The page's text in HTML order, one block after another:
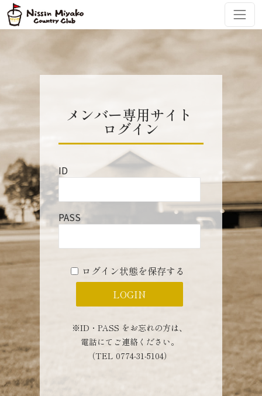
コンテンツへスキップ
メインナビゲーション
メンバー専用サイト
ログイン
ID
PASS
ログイン状態を保存する
※ID・PASS をお忘れの方は、
電話にてご連絡ください。
（TEL 0774-31-5104）